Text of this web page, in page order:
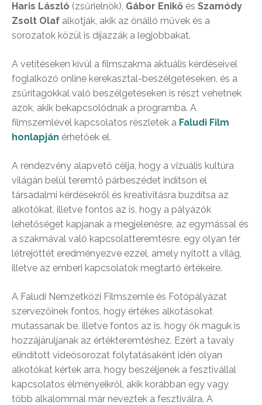
Haris László (zsűrielnök), Gábor Enikő és Szamódy
Zsolt Olaf alkotják, akik az önálló művek és a
sorozatok közül is díjazzák a legjobbakat.
A vetítéseken kívül a filmszakma aktuális kérdéseivel
foglalkozó online kerekasztal-beszélgetéseken, és a
zsűritagokkal való beszélgetéseken is részt vehetnek
azok, akik bekapcsolódnak a programba. A
filmszemlével kapcsolatos részletek a Faludi Film
honlapján érhetőek el.
A rendezvény alapvető célja, hogy a vizuális kultúra
világán belül teremtő párbeszédet indítson el
társadalmi kérdésekről és kreativitásra buzdítsa az
alkotókat, illetve fontos az is, hogy a pályázók
lehetőséget kapjanak a megjelenésre, az egymással és
a szakmával való kapcsolatteremtésre, egy olyan tér
létrejöttét eredményezve ezzel, amely nyitott a világ,
illetve az emberi kapcsolatok megtartó értékeire.
A Faludi Nemzetközi Filmszemle és Fotópályázat
szervezőinek fontos, hogy értékes alkotásokat
mutassanak be, illetve fontos az is, hogy ők maguk is
hozzájáruljanak az értékteremtéshez. Ezért a tavaly
elindított videósorozat folytatásaként idén olyan
alkotókat kértek arra, hogy beszéljenek a fesztivállal
kapcsolatos élményeikről, akik korábban egy vagy
több alkalommal már neveztek a fesztiválra. A